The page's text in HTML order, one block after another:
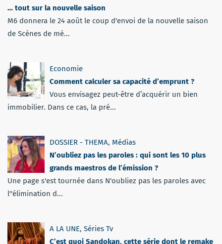
… tout sur la nouvelle saison
M6 donnera le 24 août le coup d'envoi de la nouvelle saison
de Scènes de mé...
Economie
Comment calculer sa capacité d’emprunt ?
Vous envisagez peut-être d’acquérir un bien
immobilier. Dans ce cas, la pré...
DOSSIER - THEMA, Médias
N’oubliez pas les paroles : qui sont les 10 plus
grands maestros de l’émission ?
Une page s'est tournée dans N'oubliez pas les paroles avec
l''élimination d...
A LA UNE, Séries Tv
C’est quoi Sandokan, cette série dont le remake